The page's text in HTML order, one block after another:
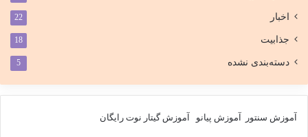
اخبار 22
جذابیت 18
دسته‌بندی نشده 5
آموزش سنتور آموزش پیانو آموزش گیتار نوت رایگان